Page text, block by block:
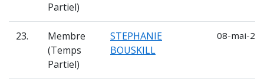
Partiel)
23.
Membre
(Temps
Partiel)
STEPHANIE
BOUSKILL
08-mai-